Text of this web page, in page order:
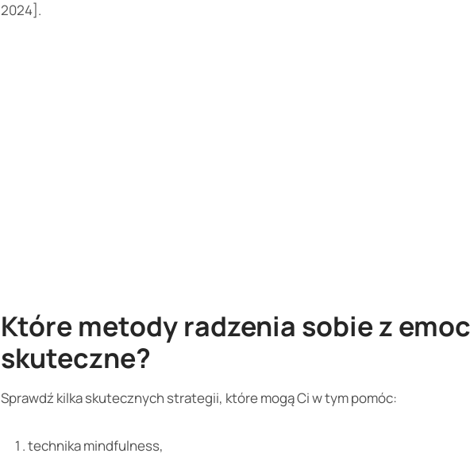
2024].
Które metody radzenia sobie z
skuteczne?
Sprawdź kilka skutecznych strategii, które mogą Ci w tym pomóc:
technika mindfulness,